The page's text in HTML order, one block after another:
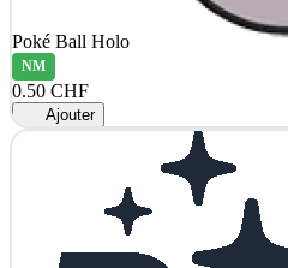
Poké Ball Holo
NM
0.50 CHF
Ajouter